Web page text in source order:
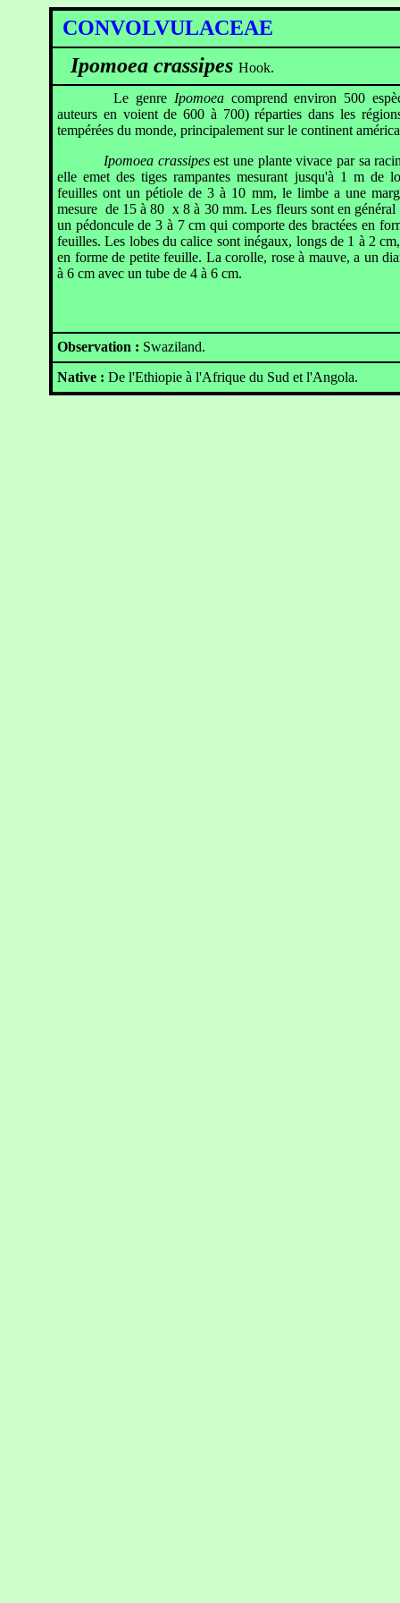
CONVOLVULACEAE
Ipomoea crassipes Hook.
Le genre Ipomoeacomprend environ 500
auteurs en voient de 600 à 700) réparties dans les
tempérées du monde, principalement sur le continent
Ipomoea crassipesest une plante vivace par sa
elle emet des tiges rampantes mesurant jusqu'à 1 m de
feuilles ont un pétiole de 3 à 10 mm, le limbe a une
mesure de 15 à 80 x 8 à 30 mm. Les fleurs sont en général
un pédoncule de 3 à 7 cm qui comporte des bractées en
feuilles. Les lobes du calice sont inégaux, longs de 1 à 2
en forme de petite feuille. La corolle, rose à mauve, a un
à 6 cm avec un tube de 4 à 6 cm.
Observation : Swaziland.
Native : De l'Ethiopie à l'Afrique du Sud et l'Angola.